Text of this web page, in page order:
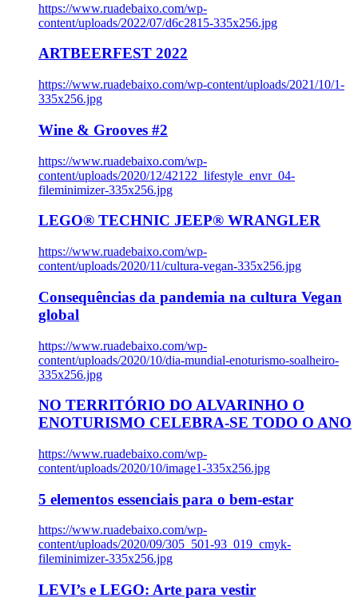
https://www.ruadebaixo.com/wp-
content/uploads/2022/07/d6c2815-335x256.jpg
ARTBEERFEST 2022
https://www.ruadebaixo.com/wp-content/uploads/2021/10/1-
335x256.jpg
Wine & Grooves #2
https://www.ruadebaixo.com/wp-
content/uploads/2020/12/42122_lifestyle_envr_04-
fileminimizer-335x256.jpg
LEGO® TECHNIC JEEP® WRANGLER
https://www.ruadebaixo.com/wp-
content/uploads/2020/11/cultura-vegan-335x256.jpg
Consequências da pandemia na cultura Vegan
global
https://www.ruadebaixo.com/wp-
content/uploads/2020/10/dia-mundial-enoturismo-soalheiro-
335x256.jpg
NO TERRITÓRIO DO ALVARINHO O
ENOTURISMO CELEBRA-SE TODO O ANO
https://www.ruadebaixo.com/wp-
content/uploads/2020/10/image1-335x256.jpg
5 elementos essenciais para o bem-estar
https://www.ruadebaixo.com/wp-
content/uploads/2020/09/305_501-93_019_cmyk-
fileminimizer-335x256.jpg
LEVI’s e LEGO: Arte para vestir